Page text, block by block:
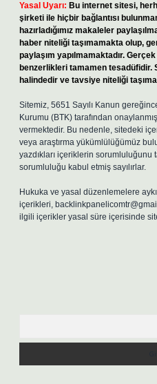
Yasal Uyarı: Bu internet sitesi,
şirketi ile hiçbir bağlantısı
hazırladığımız makaleler
haber niteliği taşımamakta olup,
paylaşım yapılmamaktadır.
benzerlikleri tamamen tesadüfidir.
halindedir ve tavsiye niteliği
Sitemiz, 5651 Sayılı Kanun
Kurumu (BTK) tarafından
vermektedir. Bu nedenle, sitedeki
veya araştırma yükümlülüğümüz
yazdıkları içeriklerin sorumluluğunu
sorumluluğu kabul etmiş sayılırlar.
Hukuka ve yasal düzenlemelere
içerikleri,
ilgili içerikler yasal süre içerisinde